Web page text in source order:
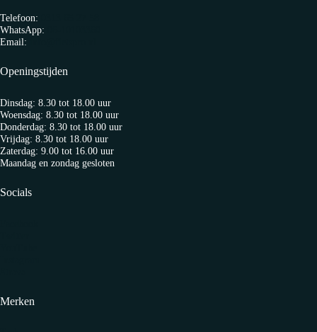
Telefoon:
WhatsApp:
Email:
Openingstijden
Dinsdag: 8.30 tot 18.00 uur
Woensdag: 8.30 tot 18.00 uur
Donderdag: 8.30 tot 18.00 uur
Vrijdag: 8.30 tot 18.00 uur
Zaterdag: 9.00 tot 16.00 uur
Maandag en zondag gesloten
Socials
Merken